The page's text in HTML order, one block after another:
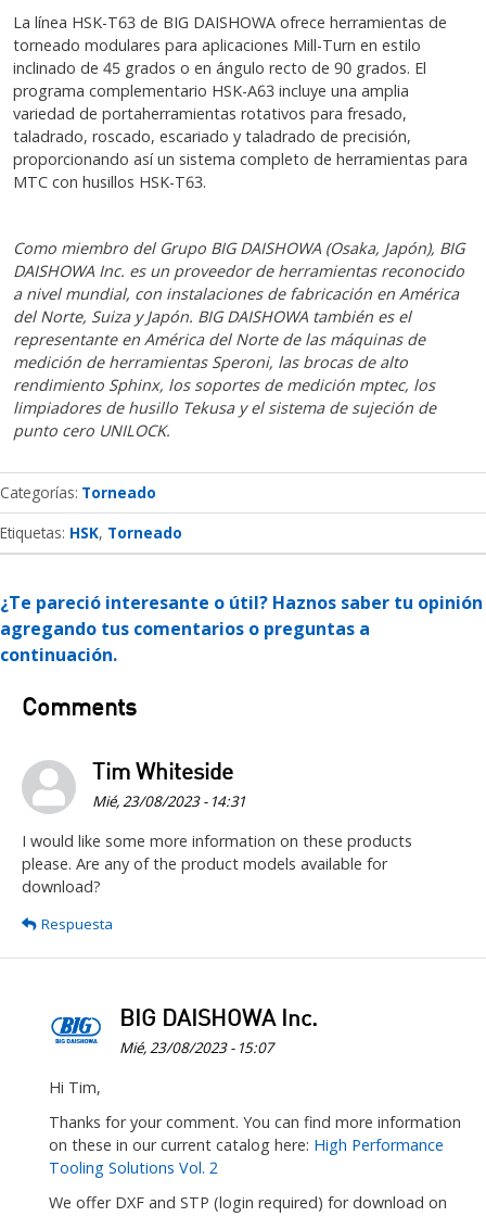
La línea HSK-T63 de BIG DAISHOWA ofrece herramientas de
torneado modulares para aplicaciones Mill-Turn en estilo
inclinado de 45 grados o en ángulo recto de 90 grados. El
programa complementario HSK-A63 incluye una amplia
variedad de portaherramientas rotativos para fresado,
taladrado, roscado, escariado y taladrado de precisión,
proporcionando así un sistema completo de herramientas para
MTC con husillos HSK-T63.
Como miembro del Grupo BIG DAISHOWA (Osaka, Japón), BIG
DAISHOWA Inc. es un proveedor de herramientas reconocido
a nivel mundial, con instalaciones de fabricación en América
del Norte, Suiza y Japón. BIG DAISHOWA también es el
representante en América del Norte de las máquinas de
medición de herramientas Speroni, las brocas de alto
rendimiento Sphinx, los soportes de medición mptec, los
limpiadores de husillo Tekusa y el sistema de sujeción de
punto cero UNILOCK.
Categorías Torneado
Etiquetas: HSK Torneado
¿Te pareció interesante o útil? Haznos saber tu opinión
agregando tus comentarios o preguntas a
continuación.
Comments
Tim Whiteside
Mié, 23/08/2023 - 14:31
I would like some more information on these products
please. Are any of the product models available for
download?
Respuesta
BIG DAISHOWA Inc.
Mié, 23/08/2023 - 15:07
En
respuesta
a
I
would
Hi Tim,
Thanks for your comment. You can find more information
on these in our current catalog here: High Performance
Tooling Solutions Vol. 2
We offer DXF and STP (login required) for download on